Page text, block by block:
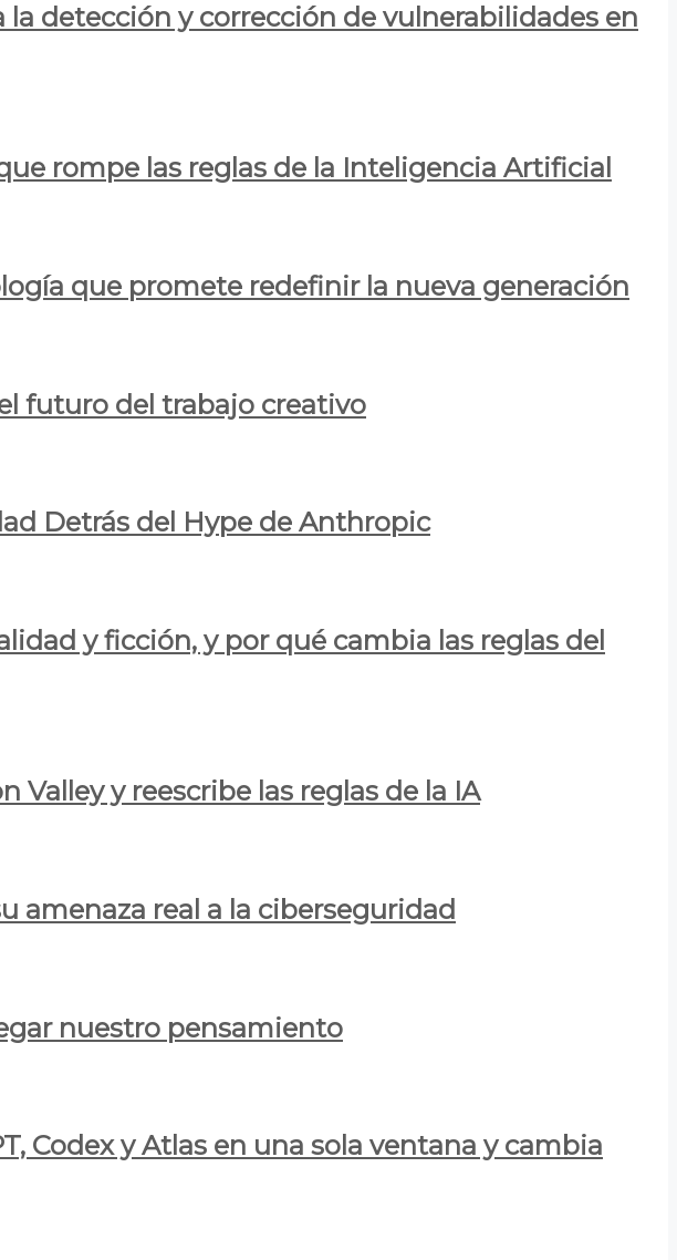
detección y corrección de vulnerabilidades en
rompe las reglas de la Inteligencia Artificial
que promete redefinir la nueva generación
futuro del trabajo creativo
Detrás del Hype de Anthropic
y ficción, y por qué cambia las reglas del
y reescribe las reglas de la IA
amenaza real a la ciberseguridad
nuestro pensamiento
Codex y Atlas en una sola ventana y cambia